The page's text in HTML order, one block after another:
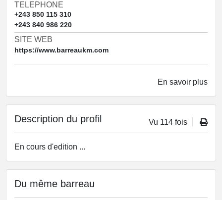
TELEPHONE
+243 850 115 310
+243 840 986 220
SITE WEB
https://www.barreaukm.com
En savoir plus
Description du profil Vu 114 fois
En cours d'edition ...
Du même barreau